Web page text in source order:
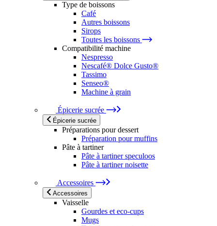
Type de boissons
Café
Autres boissons
Sirops
Toutes les boissons
Compatibilité machine
Nespresso
Nescafé® Dolce Gusto®
Tassimo
Senseo®
Machine à grain
Épicerie sucrée
Épicerie sucrée
Préparations pour dessert
Préparation pour muffins
Pâte à tartiner
Pâte à tartiner speculoos
Pâte à tartiner noisette
Accessoires
Accessoires
Vaisselle
Gourdes et eco-cups
Mugs